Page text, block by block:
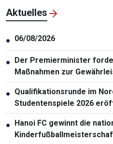
Aktuelles
● 06/08/2026
● Der Premierminister
Maßnahmen zur
● Qualifikationsrunde im
Studentenspiele 2026
● Hanoi FC gewinnt die